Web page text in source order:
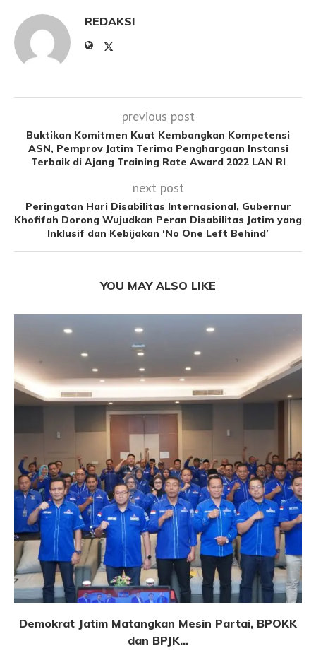
REDAKSI
previous post
Buktikan Komitmen Kuat Kembangkan Kompetensi
ASN, Pemprov Jatim Terima Penghargaan Instansi
Terbaik di Ajang Training Rate Award 2022 LAN RI
next post
Peringatan Hari Disabilitas Internasional, Gubernur
Khofifah Dorong Wujudkan Peran Disabilitas Jatim yang
Inklusif dan Kebijakan ‘No One Left Behind’
YOU MAY ALSO LIKE
Demokrat Jatim Matangkan Mesin Partai, BPOKK
dan BPJK...